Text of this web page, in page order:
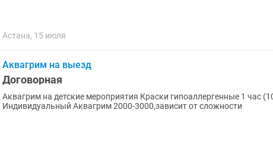
Астана, 15 июля
Аквагрим на выезд
Договорная
Аквагрим на детские мероприятия Краски гипоаллергенные 1 час
Индивидуальный Аквагрим 2000-3000,зависит от сложности